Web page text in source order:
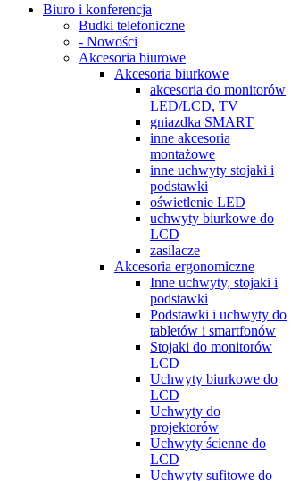
Biuro i konferencja
Budki telefoniczne
- Nowości
Akcesoria biurowe
Akcesoria biurkowe
akcesoria do monitorów
LED/LCD, TV
gniazdka SMART
inne akcesoria
montażowe
inne uchwyty stojaki i
podstawki
oświetlenie LED
uchwyty biurkowe do
LCD
zasilacze
Akcesoria ergonomiczne
Inne uchwyty, stojaki i
podstawki
Podstawki i uchwyty do
tabletów i smartfonów
Stojaki do monitorów
LCD
Uchwyty biurkowe do
LCD
Uchwyty do
projektorów
Uchwyty ścienne do
LCD
Uchwyty sufitowe do